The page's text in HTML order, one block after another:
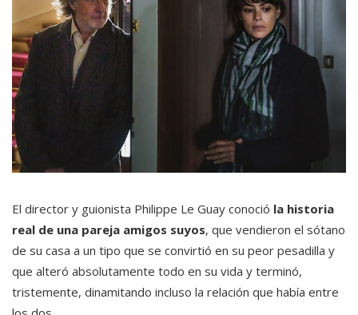
El director y guionista Philippe Le Guay conoció la historia
real de una pareja amigos suyos, que vendieron el sótano
de su casa a un tipo que se convirtió en su peor pesadilla y
que alteró absolutamente todo en su vida y terminó,
tristemente, dinamitando incluso la relación que había entre